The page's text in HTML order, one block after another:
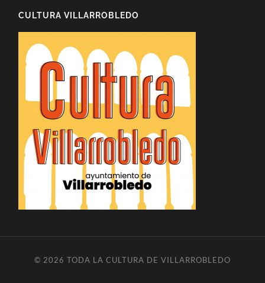
CULTURA VILLARROBLEDO
© 2026 TODA LA CULTURA DE VILLARROBLEDO